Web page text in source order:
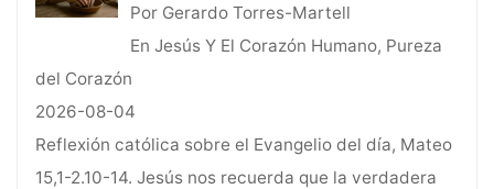
Por Gerardo Torres-Martell
En Jesús Y El Corazón Humano, Pureza
del Corazón
2026-08-04
Reflexión católica sobre el Evangelio del día, Mateo
15,1-2.10-14. Jesús nos recuerda que la verdadera